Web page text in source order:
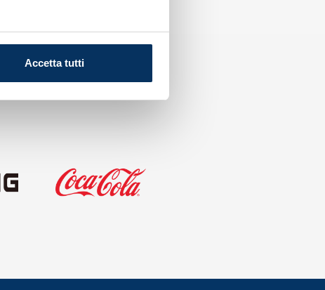
Accetta tutti